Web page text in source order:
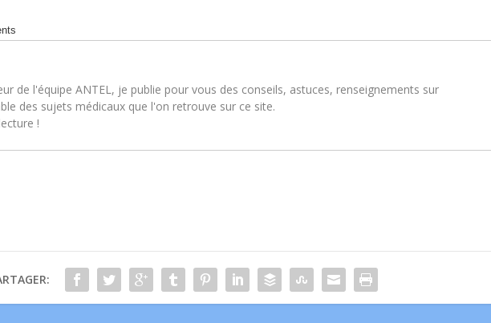
de l'équipe ANTEL, je publie pour vous des conseils, astuces, renseignements sur
des sujets médicaux que l'on retrouve sur ce site.
!